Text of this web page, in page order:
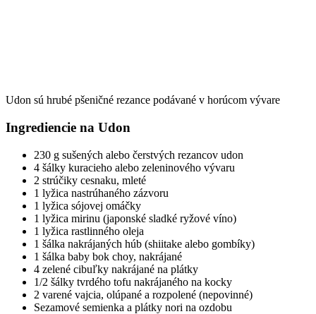
Udon sú hrubé pšeničné rezance podávané v horúcom vývare
Ingrediencie na Udon
230 g sušených alebo čerstvých rezancov udon
4 šálky kuracieho alebo zeleninového vývaru
2 strúčiky cesnaku, mleté
1 lyžica nastrúhaného zázvoru
1 lyžica sójovej omáčky
1 lyžica mirinu (japonské sladké ryžové víno)
1 lyžica rastlinného oleja
1 šálka nakrájaných húb (shiitake alebo gombíky)
1 šálka baby bok choy, nakrájané
4 zelené cibuľky nakrájané na plátky
1/2 šálky tvrdého tofu nakrájaného na kocky
2 varené vajcia, olúpané a rozpolené (nepovinné)
Sezamové semienka a plátky nori na ozdobu